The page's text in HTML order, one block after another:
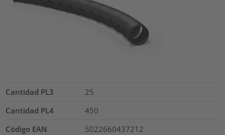
Cantidad PL3
25
Cantidad PL4
450
Código EAN
5022660437212